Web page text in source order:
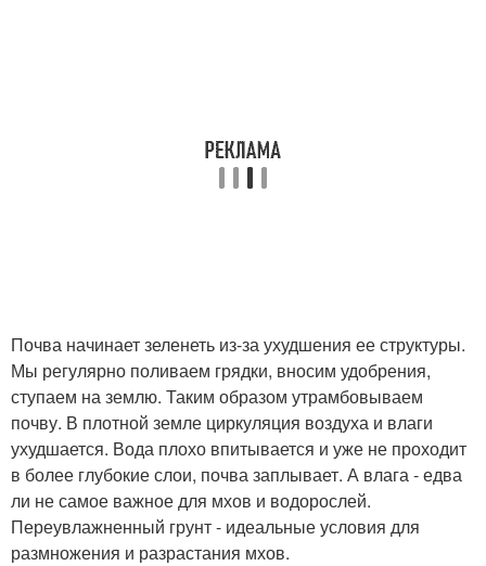
Почва начинает зеленеть из-за ухудшения ее структуры.
Мы регулярно поливаем грядки, вносим удобрения,
ступаем на землю. Таким образом утрамбовываем
почву. В плотной земле циркуляция воздуха и влаги
ухудшается. Вода плохо впитывается и уже не проходит
в более глубокие слои, почва заплывает. А влага - едва
ли не самое важное для мхов и водорослей.
Переувлажненный грунт - идеальные условия для
размножения и разрастания мхов.